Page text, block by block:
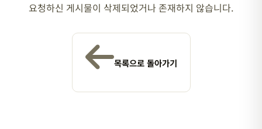
요청하신 게시물이 삭제되었거나 존재하지 않습니다.
목록으로 돌아가기